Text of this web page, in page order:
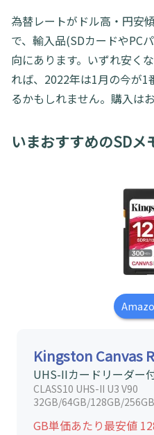
為替レートがドル高・円安
で、輸入品(SDカードやPC
向にあります。いずれ安く
れば、2022年は1月の今が1
るかもしれません。購入は
いまおすすめのSDメ
Kingston Canvas
UHS-IIカードリーダー
CLASS10 UHS-II U3 V90
32GB/64GB/128GB/256GB
GB単価あたり最安値